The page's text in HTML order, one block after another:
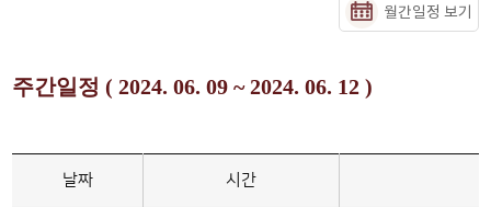
월간일정 보기
주간일정 ( 2024. 06. 09 ~ 2024. 06. 12 )
날짜 시간